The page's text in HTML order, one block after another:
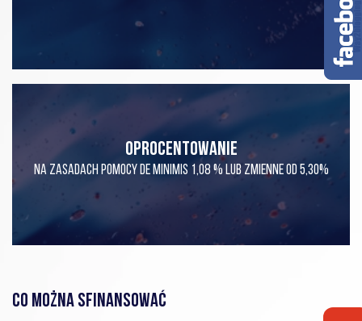
OPROCENTOWANIE
NA ZASADACH POMOCY DE MINIMIS 1,08 % LUB ZMIENNE OD 5,30%
CO MOŻNA SFINANSOWAĆ